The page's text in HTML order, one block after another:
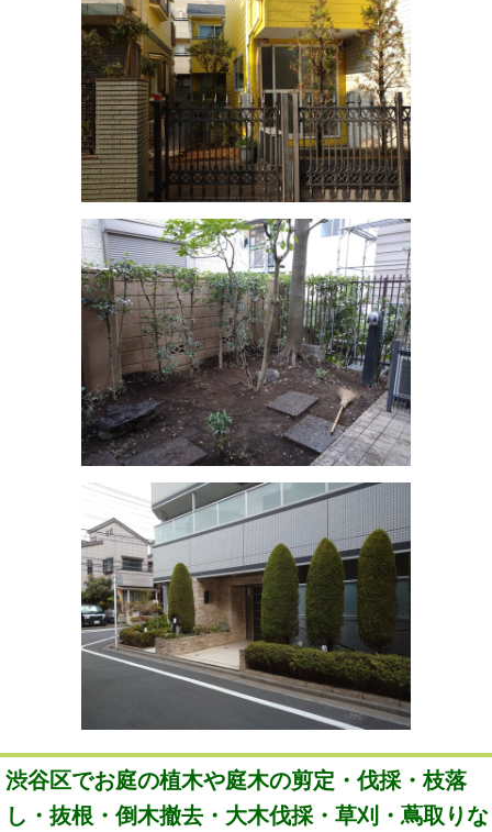
渋谷区でお庭の植木や庭木の剪定・伐採・枝落
し・抜根・倒木撤去・大木伐採・草刈・蔦取りな